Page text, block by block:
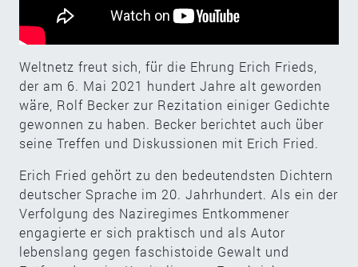
Weltnetz freut sich, für die Ehrung Erich Frieds,
der am 6. Mai 2021 hundert Jahre alt geworden
wäre, Rolf Becker zur Rezitation einiger Gedichte
gewonnen zu haben. Becker berichtet auch über
seine Treffen und Diskussionen mit Erich Fried.
Erich Fried gehört zu den bedeutendsten Dichtern
deutscher Sprache im 20. Jahrhundert. Als ein der
Verfolgung des Naziregimes Entkommener
engagierte er sich praktisch und als Autor
lebenslang gegen faschistoide Gewalt und